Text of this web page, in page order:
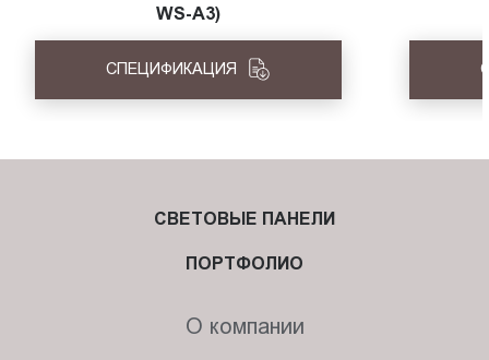
WS-A3)
СПЕЦИФИКАЦИЯ
СВЕТОВЫЕ ПАНЕЛИ
ПОРТФОЛИО
О компании